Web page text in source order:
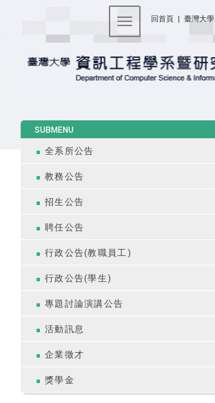
回首頁 | 臺灣大學
Toggle navigation
SUBMENU
全系所公告
教務公告
招生公告
聘任公告
行政公告(教職員工)
行政公告(學生)
專題討論演講公告
活動訊息
企業徵才
獎學金